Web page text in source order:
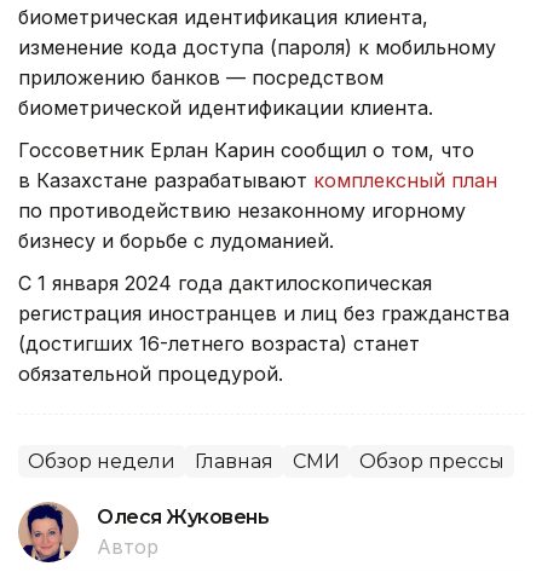
биометрическая идентификация клиента,
изменение кода доступа (пароля) к мобильному
приложению банков — посредством
биометрической идентификации клиента.
Госсоветник Ерлан Карин сообщил о том, что
в Казахстане разрабатывают комплексный план
по противодействию незаконному игорному
бизнесу и борьбе с лудоманией.
С 1 января 2024 года дактилоскопическая
регистрация иностранцев и лиц без гражданства
(достигших 16-летнего возраста) станет
обязательной процедурой.
Обзор недели Главная СМИ Обзор прессы
Олеся Жуковень
Автор